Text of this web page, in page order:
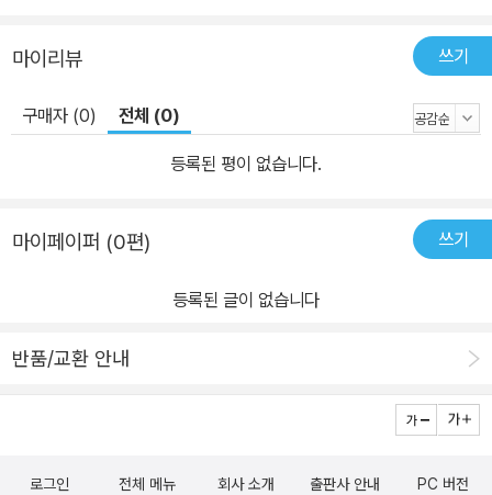
마이리뷰 쓰기
구매자 (0) 전체 (0)
등록된 평이 없습니다.
마이페이퍼 (0편) 쓰기
등록된 글이 없습니다
반품/교환 안내
로그인 전체 메뉴 회사 소개 출판사 안내 PC 버전